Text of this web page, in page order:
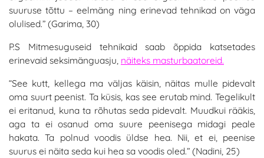
suuruse tõttu – eelmäng ning erinevad tehnikad on väga
olulised.” (Garima, 30)
P.S Mitmesuguseid tehnikaid saab õppida katsetades
erinevaid seksimänguasju, näiteks masturbaatoreid.
“See kutt, kellega ma väljas käisin, näitas mulle pidevalt
oma suurt peenist. Ta küsis, kas see erutab mind. Tegelikult
ei eritanud, kuna ta rõhutas seda pidevalt. Muudkui rääkis,
aga ta ei osanud oma suure peenisega midagi peale
hakata. Ta polnud voodis üldse hea. Nii, et ei, peenise
suurus ei näita seda kui hea sa voodis oled.” (Nadini, 25)